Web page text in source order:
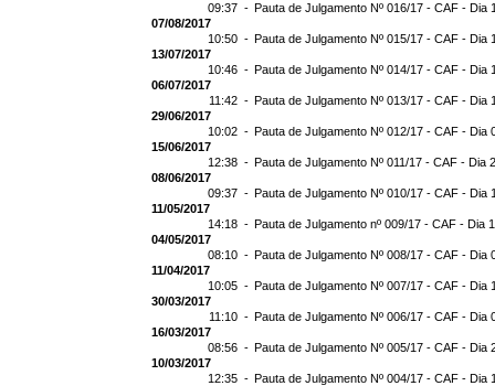
09:37 - Pauta de Julgamento Nº 016/17 - CAF - Dia
07/08/2017
10:50 - Pauta de Julgamento Nº 015/17 - CAF - Dia
13/07/2017
10:46 - Pauta de Julgamento Nº 014/17 - CAF - Dia
06/07/2017
11:42 - Pauta de Julgamento Nº 013/17 - CAF - Dia
29/06/2017
10:02 - Pauta de Julgamento Nº 012/17 - CAF - Dia
15/06/2017
12:38 - Pauta de Julgamento Nº 011/17 - CAF - Dia
08/06/2017
09:37 - Pauta de Julgamento Nº 010/17 - CAF - Dia
11/05/2017
14:18 - Pauta de Julgamento nº 009/17 - CAF - Dia
04/05/2017
08:10 - Pauta de Julgamento Nº 008/17 - CAF - Dia
11/04/2017
10:05 - Pauta de Julgamento Nº 007/17 - CAF - Dia
30/03/2017
11:10 - Pauta de Julgamento Nº 006/17 - CAF - Dia
16/03/2017
08:56 - Pauta de Julgamento Nº 005/17 - CAF - Dia
10/03/2017
12:35 - Pauta de Julgamento Nº 004/17 - CAF - Dia